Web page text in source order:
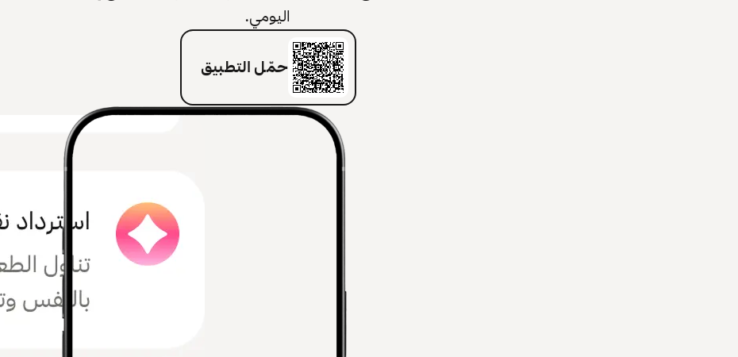
اليومي.
حمّل التطبيق